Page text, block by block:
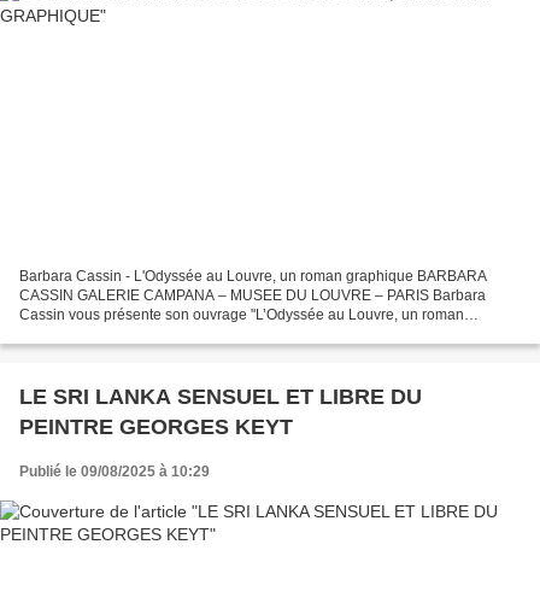
Barbara Cassin - L'Odyssée au Louvre, un roman graphique BARBARA
CASSIN GALERIE CAMPANA – MUSEE DU LOUVRE – PARIS Barbara
Cassin vous présente son ouvrage "L’Odyssée au Louvre, un roman
LE SRI LANKA SENSUEL ET LIBRE DU
PEINTRE GEORGES KEYT
Publié le 09/08/2025 à 10:29